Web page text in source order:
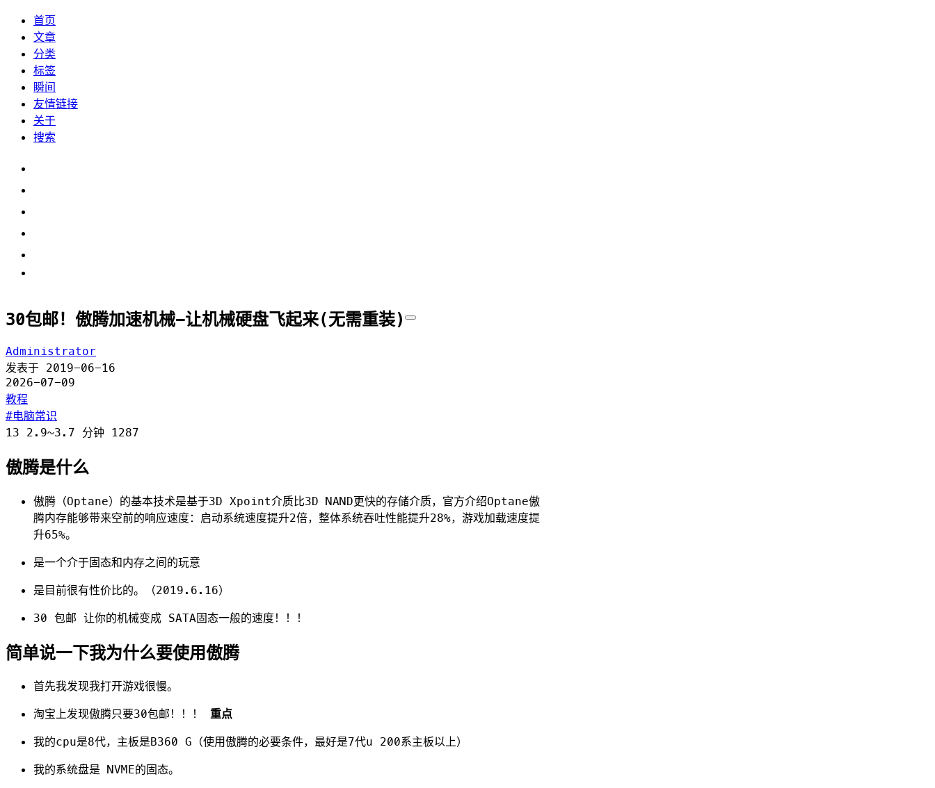
首页
文章
分类
标签
瞬间
友情链接
关于
搜索
30包邮！傲腾加速机械-让机械硬盘飞起来(无需重装)
Administrator
发表于 2019-06-16
2026-07-09
教程
电脑常识
13 2.9~3.7 分钟 1287
傲腾是什么
傲腾（Optane）的基本技术是基于3D Xpoint介质比3D NAND更快的存储介质，官方介绍Optane傲
腾内存能够带来空前的响应速度：启动系统速度提升2倍，整体系统吞吐性能提升28%，游戏加载速度提
升65%。
是一个介于固态和内存之间的玩意
是目前很有性价比的。（2019.6.16）
30 包邮 让你的机械变成 SATA固态一般的速度！！！
简单说一下我为什么要使用傲腾
首先我发现我打开游戏很慢。
淘宝上发现傲腾只要30包邮！！！ 重点
我的cpu是8代，主板是B360 G（使用傲腾的必要条件，最好是7代u 200系主板以上）
我的系统盘是 NVME的固态。